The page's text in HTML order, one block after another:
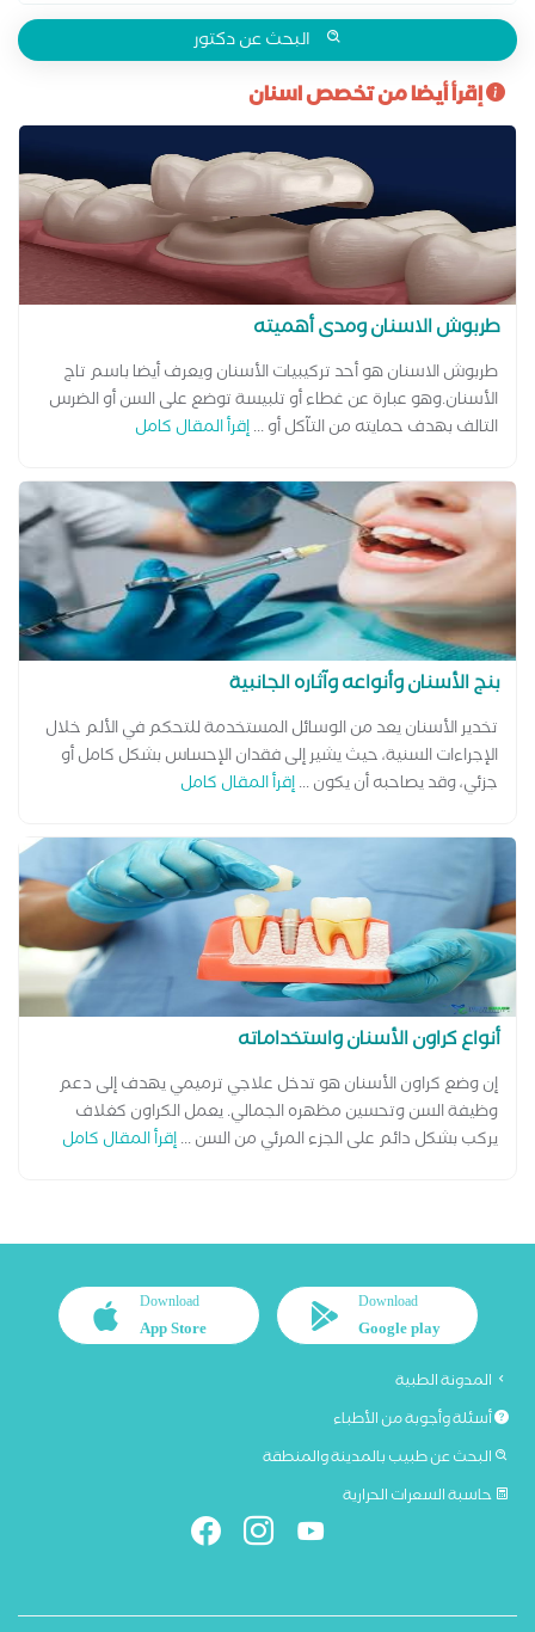
البحث عن دكتور
إقرأ أيضا من تخصص اسنان
طربوش الاسنان ومدى أهميته
طربوش الاسنان هو أحد تركيبيات الأسنان ويعرف أيضا باسم تاج
الأسنان.وهو عبارة عن غطاء أو تلبيسة توضع على السن أو الضرس
التالف بهدف حمايته من التآكل أو ...إقرأ المقال كامل
بنج الأسنان وأنواعه وآثاره الجانبية
تخدير الأسنان يعد من الوسائل المستخدمة للتحكم في الألم خلال
الإجراءات السنية، حيث يشير إلى فقدان الإحساس بشكل كامل أو
جزئي، وقد يصاحبه أن يكون ...إقرأ المقال كامل
أنواع كراون الأسنان واستخداماته
إن وضع كراون الأسنان هو تدخل علاجي ترميمي يهدف إلى دعم
وظيفة السن وتحسين مظهره الجمالي. يعمل الكراون كغلاف
يركب بشكل دائم على الجزء المرئي من السن ...إقرأ المقال كامل
Download
Google play
Download
App Store
المدونة الطبية
أسئلة وأجوبة من الأطباء
البحث عن طبيب بالمدينة والمنطقة
حاسبة السعرات الحرارية